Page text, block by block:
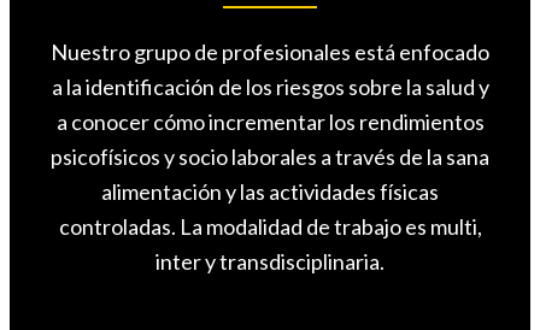
Nuestro grupo de profesionales está enfocado
a la identificación de los riesgos sobre la salud y
a conocer cómo incrementar los rendimientos
psicofísicos y socio laborales a través de la sana
alimentación y las actividades físicas
controladas. La modalidad de trabajo es multi,
inter y transdisciplinaria.